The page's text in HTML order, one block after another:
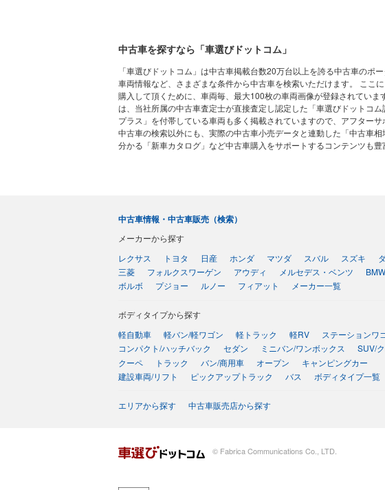
中古車を探すなら「車選びドットコム」
「車選びドットコム」は中古車掲載台数20万台以上を誇る中古車の
車両情報など、さまざまな条件から中古車を検索いただけます。 ここ
購入して頂くために、車両毎、最大100枚の車両画像が登録されてい
は、当社所属の中古車査定士が直接査定し認定した「車選びドットコ
プラス」を付帯している車両も多く掲載されていますので、アフターサ
中古車の検索以外にも、実際の中古車小売データと連動した「中古車
分かる「新車カタログ」など中古車購入をサポートするコンテンツも豊
中古車情報・中古車販売（検索）
メーカーから探す
レクサス
トヨタ 日産 ホンダ マツダ スバル スズキ
三菱
フォルクスワーゲン アウディ メルセデス・ベンツ BMW
ボルボ
プジョー ルノー フィアット メーカー一覧
ボディタイプから探す
軽自動車
軽バン/軽ワゴン 軽トラック 軽RV
ステーションワ
コンパクト/ハッチバック
セダン ミニバン/ワンボックス
SUV/
クーペ
トラック バン/商用車 オープン
キャンピングカー
建設車両/リフト
ピックアップトラック バス ボディタイプ一覧
エリアから探す 中古車販売店から探す
© Fabrica Communications Co., LTD.